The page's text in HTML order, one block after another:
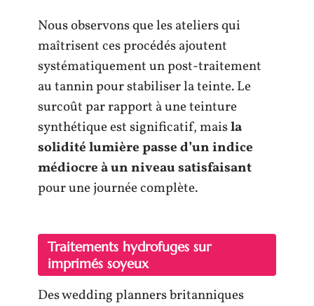
Nous observons que les ateliers qui
maîtrisent ces procédés ajoutent
systématiquement un post-traitement
au tannin pour stabiliser la teinte. Le
surcoût par rapport à une teinture
synthétique est significatif, maisla
solidité lumière passe d’un indice
médiocre à un niveau satisfaisant
pour une journée complète.
Traitements hydrofuges sur
imprimés soyeux
Des wedding planners britanniques